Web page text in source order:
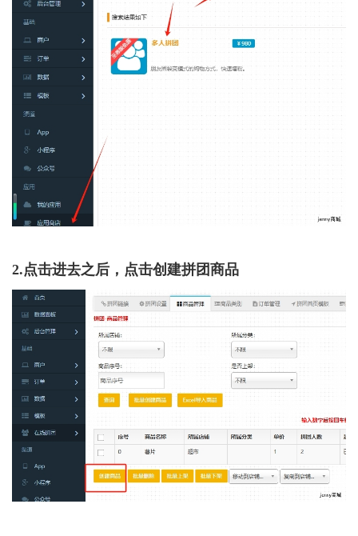
2.点击进去之后，点击创建拼团商品